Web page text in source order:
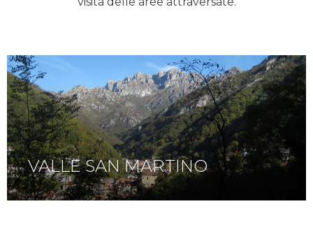
VALLE SAN MARTINO